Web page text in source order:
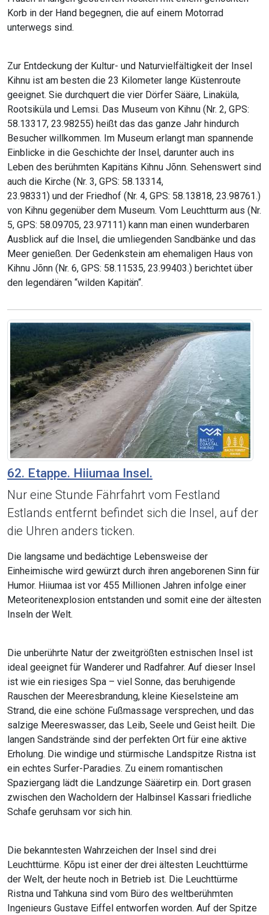
Korb in der Hand begegnen, die auf einem Motorrad
unterwegs sind.
Zur Entdeckung der Kultur- und Naturvielfältigkeit der Insel
Kihnu ist am besten die 23 Kilometer lange Küstenroute
geeignet. Sie durchquert die vier Dörfer Sääre, Linaküla,
Rootsiküla und Lemsi. Das Museum von Kihnu (Nr. 2, GPS:
58.13317, 23.98255) heißt das das ganze Jahr hindurch
Besucher willkommen. Im Museum erlangt man spannende
Einblicke in die Geschichte der Insel, darunter auch ins
Leben des berühmten Kapitäns Kihnu Jõnn. Sehenswert sind
auch die Kirche (Nr. 3, GPS: 58.13314,
23.98331) und der Friedhof (Nr. 4, GPS: 58.13818, 23.98761.)
von Kihnu gegenüber dem Museum. Vom Leuchtturm aus (Nr.
5, GPS: 58.09705, 23.97111) kann man einen wunderbaren
Ausblick auf die Insel, die umliegenden Sandbänke und das
Meer genießen. Der Gedenkstein am ehemaligen Haus von
Kihnu Jõnn (Nr. 6, GPS: 58.11535, 23.99403.) berichtet über
den legendären “wilden Kapitän“.
62. Etappe. Hiiumaa Insel.
Nur eine Stunde Fährfahrt vom Festland
Estlands entfernt befindet sich die Insel, auf der
die Uhren anders ticken.
Die langsame und bedächtige Lebensweise der
Einheimische wird gewürzt durch ihren angeborenen Sinn für
Humor. Hiiumaa ist vor 455 Millionen Jahren infolge einer
Meteoritenexplosion entstanden und somit eine der ältesten
Inseln der Welt.
Die unberührte Natur der zweitgrößten estnischen Insel ist
ideal geeignet für Wanderer und Radfahrer. Auf dieser Insel
ist wie ein riesiges Spa – viel Sonne, das beruhigende
Rauschen der Meeresbrandung, kleine Kieselsteine am
Strand, die eine schöne Fußmassage versprechen, und das
salzige Meereswasser, das Leib, Seele und Geist heilt. Die
langen Sandstrände sind der perfekten Ort für eine aktive
Erholung. Die windige und stürmische Landspitze Ristna ist
ein echtes Surfer-Paradies. Zu einem romantischen
Spaziergang lädt die Landzunge Sääretirp ein. Dort grasen
zwischen den Wacholdern der Halbinsel Kassari friedliche
Schafe geruhsam vor sich hin.
Die bekanntesten Wahrzeichen der Insel sind drei
Leuchttürme. Kõpu ist einer der drei ältesten Leuchttürme
der Welt, der heute noch in Betrieb ist. Die Leuchttürme
Ristna und Tahkuna sind vom Büro des weltberühmten
Ingenieurs Gustave Eiffel entworfen worden. Auf der Spitze